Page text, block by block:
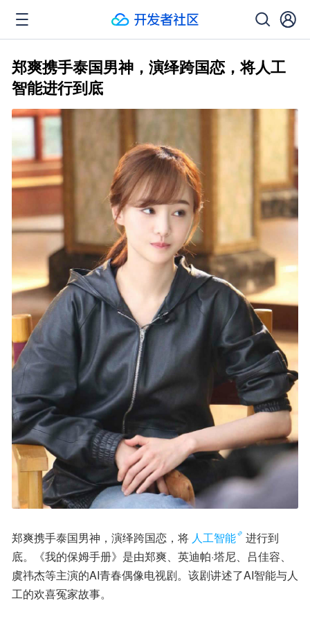
郑爽携手泰国男神，演绎跨国恋，将人工
智能进行到底
郑爽携手泰国男神，演绎跨国恋，将 人工智能
进行到
底。《我的保姆手册》是由郑爽、英迪帕·塔尼、吕佳容、
虞祎杰等主演的AI青春偶像电视剧。该剧讲述了AI智能与人
工的欢喜冤家故事。